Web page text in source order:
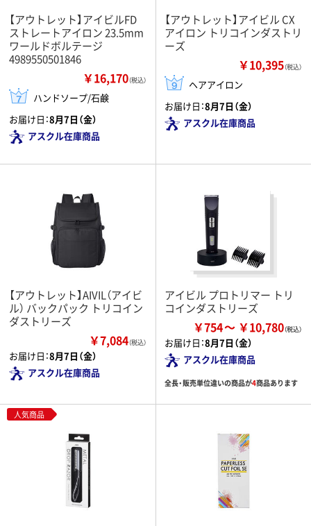
【アウトレット】アイビルFD
ストレートアイロン 23.5mm
ワールドボルテージ
4989550501846
￥16,170（税込）
ハンドソープ/石鹸
お届け日：8月7日（金）
アスクル在庫商品
【アウトレット】アイビル CX
アイロン トリコインダストリ
ーズ
￥10,395（税込）
ヘアアイロン
お届け日：8月7日（金）
アスクル在庫商品
【アウトレット】AIVIL（アイビ
ル） バックパック トリコイン
ダストリーズ
￥7,084（税込）
お届け日：8月7日（金）
アスクル在庫商品
アイビル プロトリマー トリ
コインダストリーズ
￥754 ￥10,780
お届け日：8月7日（金）
アスクル在庫商品
全長・販売単位違いの商品が4商品あります
人気商品